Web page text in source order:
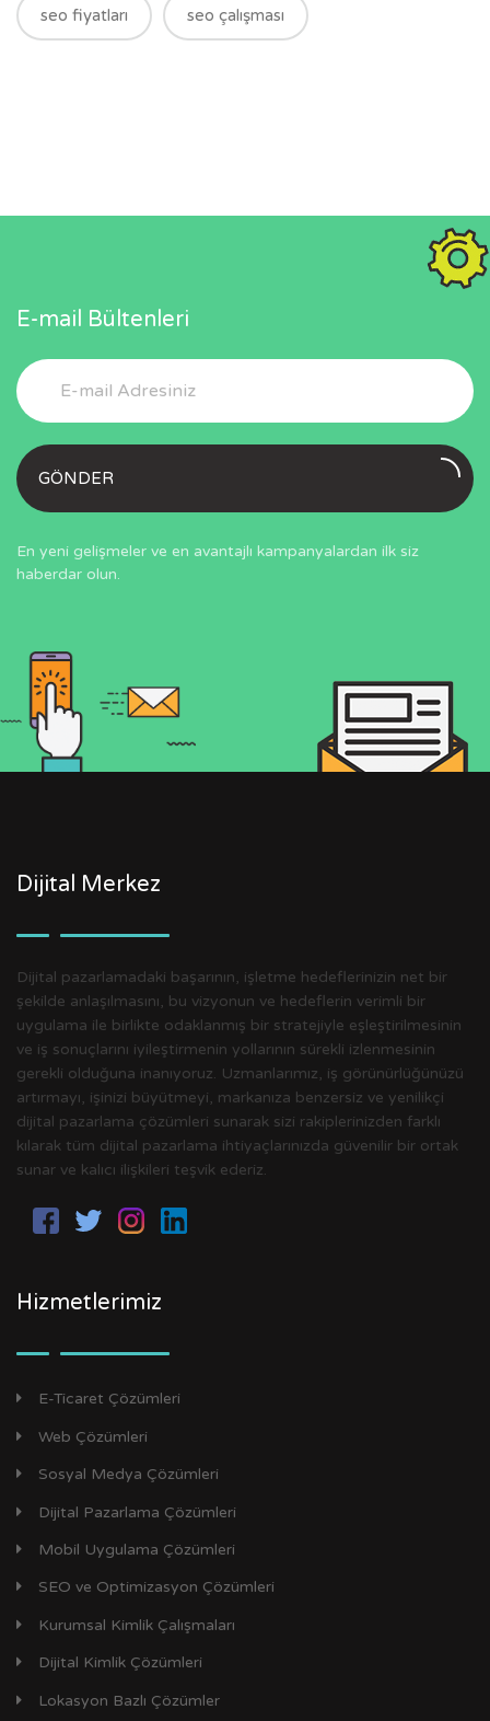
seo fiyatları seo çalışması
E-mail Bültenleri
GÖNDER
En yeni gelişmeler ve en avantajlı kampanyalardan ilk siz
haberdar olun.
Dijital Merkez
Dijital pazarlamadaki başarının, işletme hedeflerinizin net bir
şekilde anlaşılmasını, bu vizyonun ve hedeflerin verimli bir
uygulama ile birlikte odaklanmış bir stratejiyle eşleştirilmesinin
ve iş sonuçlarını iyileştirmenin yollarının sürekli izlenmesinin
gerekli olduğuna inanıyoruz. Uzmanlarımız, iş görünürlüğünüzü
artırmayı, işinizi büyütmeyi, markanıza benzersiz ve yenilikçi
dijital pazarlama çözümleri sunarak sizi rakiplerinizden farklı
kılarak tüm dijital pazarlama ihtiyaçlarınızda güvenilir bir ortak
sunar ve kalıcı ilişkileri teşvik ederiz.
Hizmetlerimiz
E-Ticaret Çözümleri
Web Çözümleri
Sosyal Medya Çözümleri
Dijital Pazarlama Çözümleri
Mobil Uygulama Çözümleri
SEO ve Optimizasyon Çözümleri
Kurumsal Kimlik Çalışmaları
Dijital Kimlik Çözümleri
Lokasyon Bazlı Çözümler